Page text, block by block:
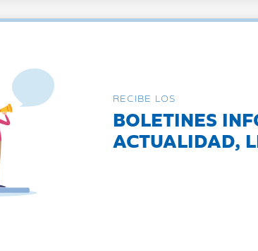
RECIBE LOS
BOLETINES
ACTUALIDAD,